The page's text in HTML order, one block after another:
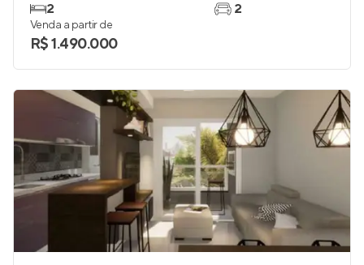
2
2
Venda a partir de
R$ 1.490.000